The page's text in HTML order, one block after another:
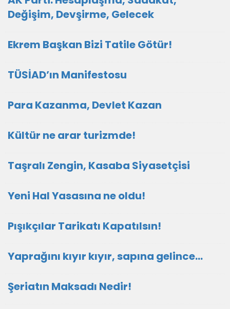
Değişim, Devşirme, Gelecek
Ekrem Başkan Bizi Tatile Götür!
TÜSİAD’ın Manifestosu
Para Kazanma, Devlet Kazan
Kültür ne arar turizmde!
Taşralı Zengin, Kasaba Siyasetçisi
Yeni Hal Yasasına ne oldu!
Pışıkçılar Tarikatı Kapatılsın!
Yaprağını kıyır kıyır, sapına gelince…
Şeriatın Maksadı Nedir!